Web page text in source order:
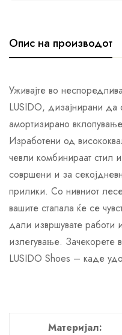
Опис на производот
Уживајте во
LUSIDO, дизајнирани
амортизирано
Изработени од
чевли комбинираат стил
совршени и за
прилики. Со нивниот
вашите стапала ќе се
дали извршувате работи
излегување. Зачекорете
LUSIDO Shoes – каде
Материјал: